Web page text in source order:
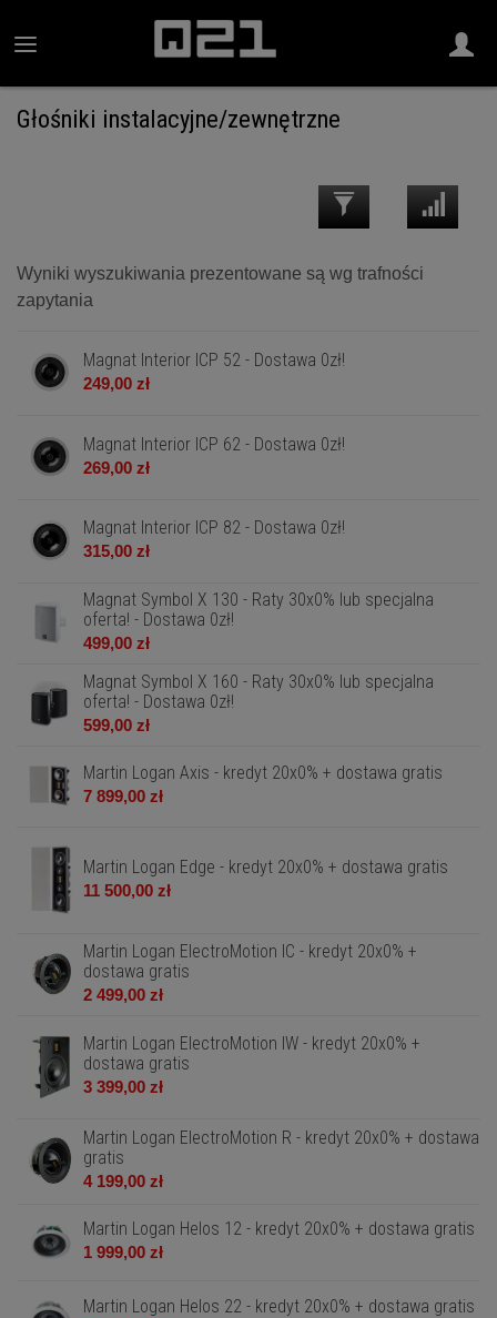
Głośniki instalacyjne/zewnętrzne
Wyniki wyszukiwania prezentowane są wg trafności
zapytania
Magnat Interior ICP 52 - Dostawa 0zł!
249,00 zł
Magnat Interior ICP 62 - Dostawa 0zł!
269,00 zł
Magnat Interior ICP 82 - Dostawa 0zł!
315,00 zł
Magnat Symbol X 130 - Raty 30x0% lub specjalna
oferta! - Dostawa 0zł!
499,00 zł
Magnat Symbol X 160 - Raty 30x0% lub specjalna
oferta! - Dostawa 0zł!
599,00 zł
Martin Logan Axis - kredyt 20x0% + dostawa gratis
7 899,00 zł
Martin Logan Edge - kredyt 20x0% + dostawa gratis
11 500,00 zł
Martin Logan ElectroMotion IC - kredyt 20x0% +
dostawa gratis
2 499,00 zł
Martin Logan ElectroMotion IW - kredyt 20x0% +
dostawa gratis
3 399,00 zł
Martin Logan ElectroMotion R - kredyt 20x0% + dostawa
gratis
4 199,00 zł
Martin Logan Helos 12 - kredyt 20x0% + dostawa gratis
1 999,00 zł
Martin Logan Helos 22 - kredyt 20x0% + dostawa gratis